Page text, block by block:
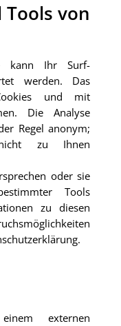
Tools von
kann Ihr Surf-
werden. Das
und mit
Die Analyse
Regel anonym;
zu Ihnen
oder sie
Tools
zu diesen
externen